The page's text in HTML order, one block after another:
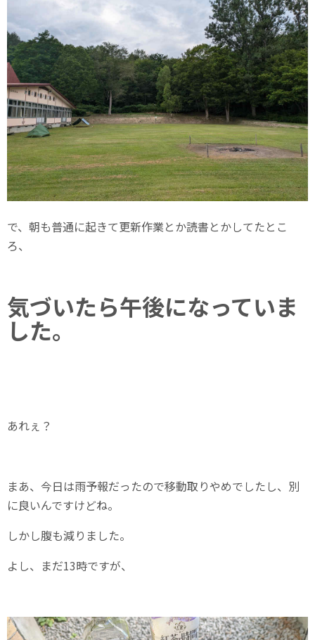
で、朝も普通に起きて更新作業とか読書とかしてたとこ
ろ、
気づいたら午後になっていま
した。
あれぇ？
まあ、今日は雨予報だったので移動取りやめでしたし、別
に良いんですけどね。
しかし腹も減りました。
よし、まだ13時ですが、